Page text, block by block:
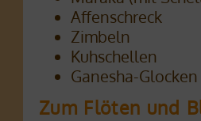
Affenschreck
Zimbeln
Kuhschellen
Ganesha-Glocken
Zum Flöten und